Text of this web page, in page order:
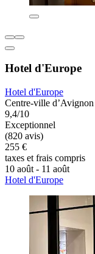
Hotel d'Europe
Hotel d'Europe
Centre-ville d’Avignon
9,4/10
Exceptionnel
(820 avis)
255 €
taxes et frais compris
10 août - 11 août
Hotel d'Europe